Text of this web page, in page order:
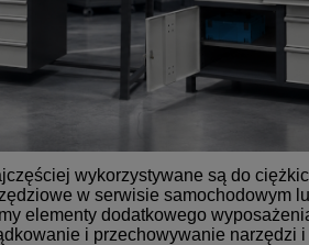
wykorzystywane są do
w serwisie samochodowym
elementy dodatkowego
i przechowywanie narzędzi i